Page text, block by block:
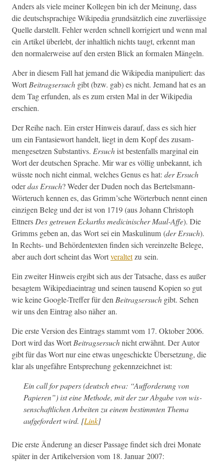
Anders als viele mein­er Kol­le­gen bin ich der Mei­n­ung, dass
die deutschsprachige Wikipedia grund­sät­zlich eine zuver­läs­sige
Quelle darstellt. Fehler wer­den schnell kor­rigiert und wenn mal
ein Artikel über­lebt, der inhaltlich nichts taugt, erken­nt man
den nor­maler­weise auf den ersten Blick an for­malen Mängeln.
Aber in diesem Fall hat jemand die Wikipedia manip­uliert: das
WortBeitragser­such gibt (bzw. gab) es nicht. Jemand hat es an
dem Tag erfun­den, als es zum ersten Mal in der Wikipedia
erschien.
Der Rei­he nach. Ein erster Hin­weis darauf, dass es sich hier
um ein Fan­tasiewort han­delt, liegt in dem Kopf des zusam­
menge­set­zen Sub­stan­tivs. Ersuchist besten­falls mar­gin­al ein
Wort der deutschen Sprache. Mir war es völ­lig unbekan­nt, ich
wüsste noch nicht ein­mal, welch­es Genus es hat: der Ersuch
oderdas Ersuch? Wed­er der Duden noch das Ber­tels­mann-
Wörteruch ken­nen es, das Grimm’sche Wörter­buch nen­nt einen
einzi­gen Beleg und der ist von 1719 (aus Johann Christoph
Ettners Des getreuen Eckarths med­i­cinis­ch­er Maul-Affe). Die
Grimms geben an, das Wort sei ein Maskulinum (der Ersuch).
In Rechts- und Behör­den­tex­ten find­en sich vere­inzelte Belege,
aber auch dort scheint das Wortver­al­tetzu sein.
Ein zweit­er Hin­weis ergibt sich aus der Tat­sache, dass es außer
besagtem Wikipedi­aein­trag und seinen tausend Kopi­en so gut
wie keine Google-Tre­f­fer für den Beitragser­such gibt. Sehen
wir uns den Ein­trag also näher an.
Die erste Ver­sion des Ein­trags stammt vom 17. Okto­ber 2006.
Dort wird das WortBeitragser­suchnicht erwäh­nt. Der Autor
gibt für das Wort nur eine etwas ungeschick­te Über­set­zung, die
klar als unge­fähre Entsprechung gekennze­ich­net ist:
Ein call for papers (deutsch etwa: “Auf­forderung von
Papieren”) ist eine Meth­ode, mit der zur Abgabe von wis­
senschaftlichen Arbeit­en zu einem bes­timmten The­ma
aufge­fordert wird. [Link]
Die erste Änderung an dieser Pas­sage find­et sich drei Monate
später in der Artikelver­sion vom 18. Jan­u­ar 2007: